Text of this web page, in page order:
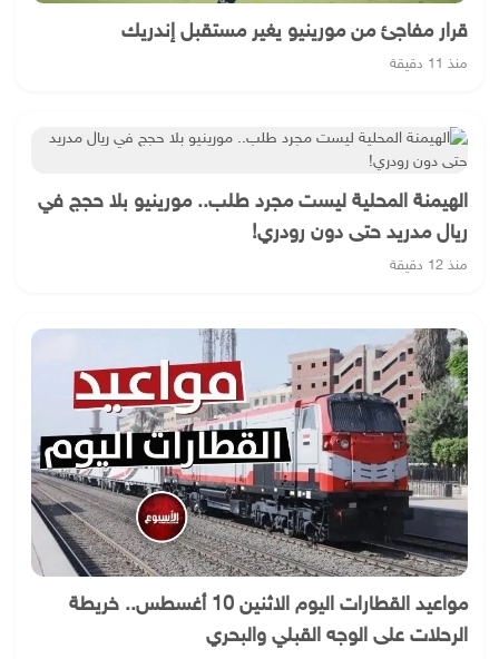
قرار مفاجئ من مورينيو يغير مستقبل إندريك
منذ 11 دقيقة
الهيمنة المحلية ليست مجرد طلب.. مورينيو بلا حجج في
ريال مدريد حتى دون رودري!
منذ 12 دقيقة
مواعيد القطارات اليوم الاثنين 10 أغسطس.. خريطة
الرحلات على الوجه القبلي والبحري